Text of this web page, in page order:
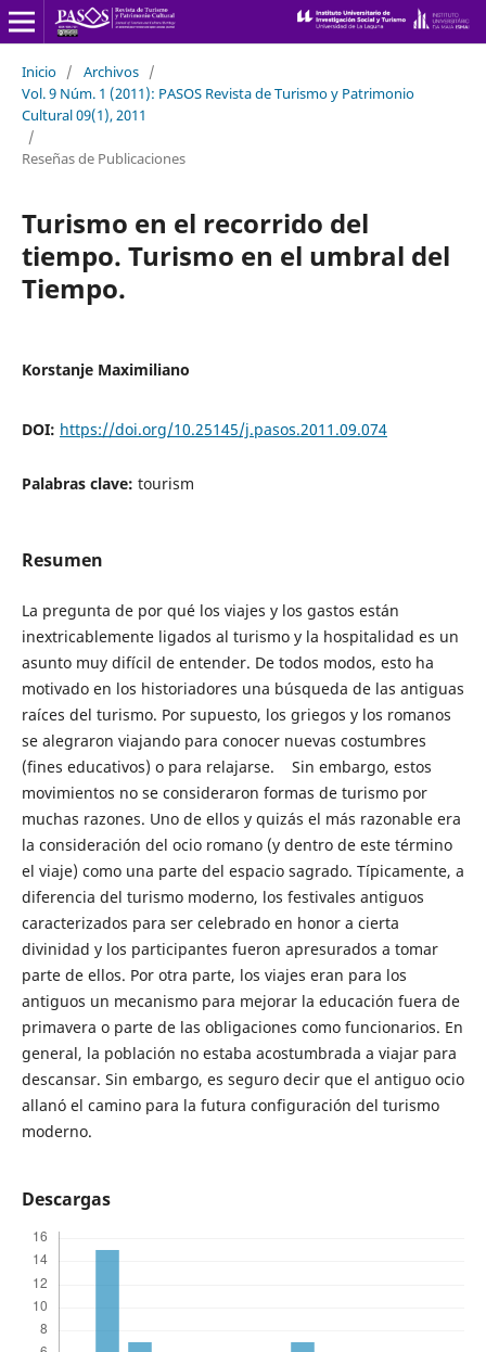
Inicio / Archivos /
Vol. 9 Núm. 1 (2011): PASOS Revista de Turismo y Patrimonio
Cultural 09(1), 2011
/
Reseñas de Publicaciones
Turismo en el recorrido del
tiempo. Turismo en el umbral del
Tiempo.
Korstanje Maximiliano
DOI: https://doi.org/10.25145/j.pasos.2011.09.074
Palabras clave: tourism
Resumen
La pregunta de por qué los viajes y los gastos están
inextricablemente ligados al turismo y la hospitalidad es un
asunto muy difícil de entender. De todos modos, esto ha
motivado en los historiadores una búsqueda de las antiguas
raíces del turismo. Por supuesto, los griegos y los romanos
se alegraron viajando para conocer nuevas costumbres
(fines educativos) o para relajarse. Sin embargo, estos
movimientos no se consideraron formas de turismo por
muchas razones. Uno de ellos y quizás el más razonable era
la consideración del ocio romano (y dentro de este término
el viaje) como una parte del espacio sagrado. Típicamente, a
diferencia del turismo moderno, los festivales antiguos
caracterizados para ser celebrado en honor a cierta
divinidad y los participantes fueron apresurados a tomar
parte de ellos. Por otra parte, los viajes eran para los
antiguos un mecanismo para mejorar la educación fuera de
primavera o parte de las obligaciones como funcionarios. En
general, la población no estaba acostumbrada a viajar para
descansar. Sin embargo, es seguro decir que el antiguo ocio
allanó el camino para la futura configuración del turismo
moderno.
Descargas